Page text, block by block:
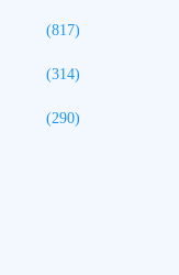
(817)
(314)
(290)